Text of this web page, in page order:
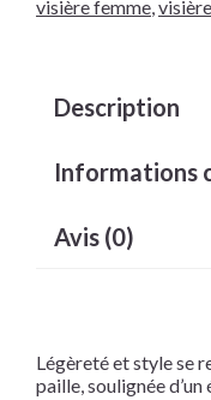
visière femme
Description
Informations
Avis (0)
Légèreté et style se
paille, soulignée